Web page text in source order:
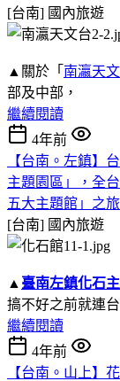
[台南] 國內旅遊
▲關於「 南瀛天
部及中部，
繼續閱讀
4年前
【台南。左鎮】
主題園區」，全
五大主題館」之
[台南] 國內旅遊
▲ 臺南左鎮化石
搞不好之前就連
繼續閱讀
4年前
【台南。山上】